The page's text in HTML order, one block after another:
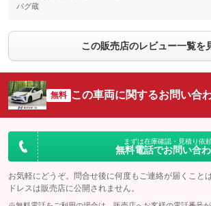
パグ蔵
この販売店のレビュー一覧を
無料 この車両に関するお問い合
まずは在庫確認・見積り依
無料電話でお問い合
お気軽にどうぞ。問合せ後に何度もご連絡が届くこと
ドレスは販売店に公開されません。